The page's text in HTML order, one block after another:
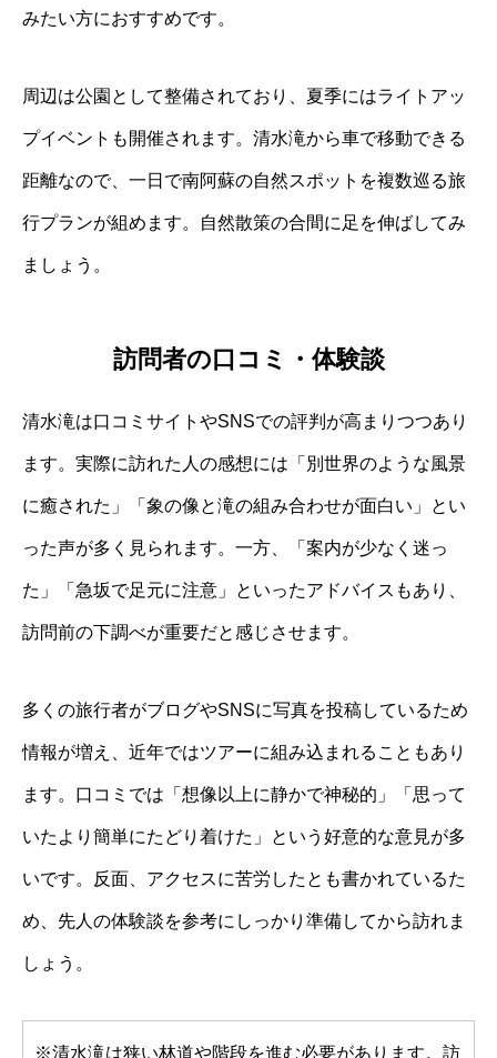
みたい方におすすめです。
周辺は公園として整備されており、夏季にはライトアッ
プイベントも開催されます。清水滝から車で移動できる
距離なので、一日で南阿蘇の自然スポットを複数巡る旅
行プランが組めます。自然散策の合間に足を伸ばしてみ
ましょう。
訪問者の口コミ・体験談
清水滝は口コミサイトやSNSでの評判が高まりつつあり
ます。実際に訪れた人の感想には「別世界のような風景
に癒された」「象の像と滝の組み合わせが面白い」とい
った声が多く見られます。一方、「案内が少なく迷っ
た」「急坂で足元に注意」といったアドバイスもあり、
訪問前の下調べが重要だと感じさせます。
多くの旅行者がブログやSNSに写真を投稿しているため
情報が増え、近年ではツアーに組み込まれることもあり
ます。口コミでは「想像以上に静かで神秘的」「思って
いたより簡単にたどり着けた」という好意的な意見が多
いです。反面、アクセスに苦労したとも書かれているた
め、先人の体験談を参考にしっかり準備してから訪れま
しょう。
※清水滝は狭い林道や階段を進む必要があります。訪